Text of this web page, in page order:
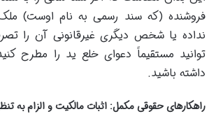
فروشنده (که سند رسمی به نام اوست)
نداده یا شخص دیگری غیرقانونی آن را
توانید مستقیماً دعوای خلع ید را مطرح
داشته باشید.
راهکارهای حقوقی مکمل: اثبات مالکیت و الزام به